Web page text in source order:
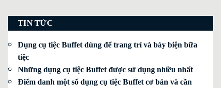
TIN TỨC
Dụng cụ tiệc Buffet dùng để trang trí và bày biện bữa
tiệc
Những dụng cụ tiệc Buffet được sử dụng nhiều nhất
Điểm danh một số dụng cụ tiệc Buffet cơ bản và cần